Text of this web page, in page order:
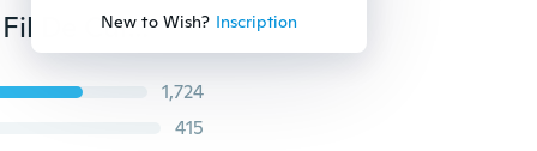
New to Wish? Inscription
Solaire / Batterie En Forme De Liège LED Fée De Nuit Fil De Cuivre Chaîne Lumière Bouteille De Vin Lampe Lampe Veilleuse Valentine Party Decor (Les piles sont incluses)
1,724
415